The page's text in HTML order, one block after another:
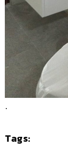
.
Tags: